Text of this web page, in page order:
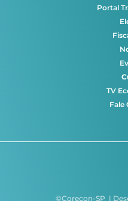
Portal
TV
Fale
©Corecon-SP |